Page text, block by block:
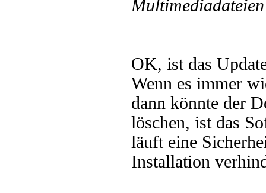
OK, ist das
Wenn es immer
dann könnte der
löschen, ist das
läuft eine
Installation